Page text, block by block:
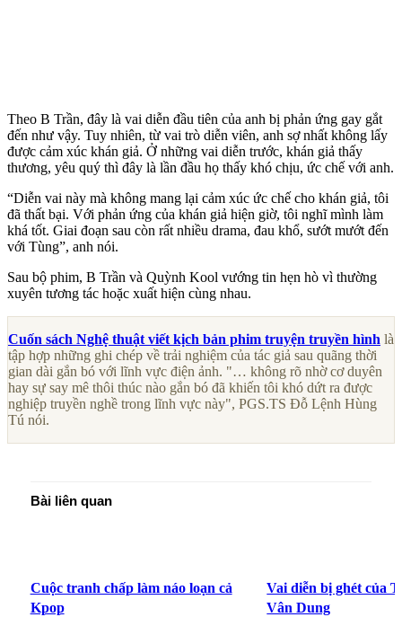
Theo B Trần, đây là vai diễn đầu tiên của anh bị phản ứng gay gắt
đến như vậy. Tuy nhiên, từ vai trò diễn viên, anh sợ nhất không lấy
được cảm xúc khán giả. Ở những vai diễn trước, khán giả thấy
thương, yêu quý thì đây là lần đầu họ thấy khó chịu, ức chế với anh.
“Diễn vai này mà không mang lại cảm xúc ức chế cho khán giả, tôi
đã thất bại. Với phản ứng của khán giả hiện giờ, tôi nghĩ mình làm
khá tốt. Giai đoạn sau còn rất nhiều drama, đau khổ, sướt mướt đến
với Tùng”, anh nói.
Sau bộ phim, B Trần và Quỳnh Kool vướng tin hẹn hò vì thường
xuyên tương tác hoặc xuất hiện cùng nhau.
Cuốn sách Nghệ thuật viết kịch bản phim truyện truyền hình là
tập hợp những ghi chép về trải nghiệm của tác giả sau quãng thời
gian dài gắn bó với lĩnh vực điện ảnh. "… không rõ nhờ cơ duyên
hay sự say mê thôi thúc nào gắn bó đã khiến tôi khó dứt ra được
nghiệp truyền nghề trong lĩnh vực này", PGS.TS Đỗ Lệnh Hùng
Tú nói.
Bài liên quan
Cuộc tranh chấp làm náo loạn cả
Kpop
Vai diễn bị ghét của
Vân Dung